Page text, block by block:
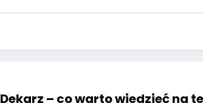
Dekarz – co warto wiedzieć na